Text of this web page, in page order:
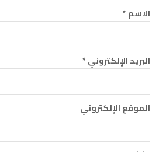
الاسم*
البريد الإلكتروني*
الموقع الإلكتروني